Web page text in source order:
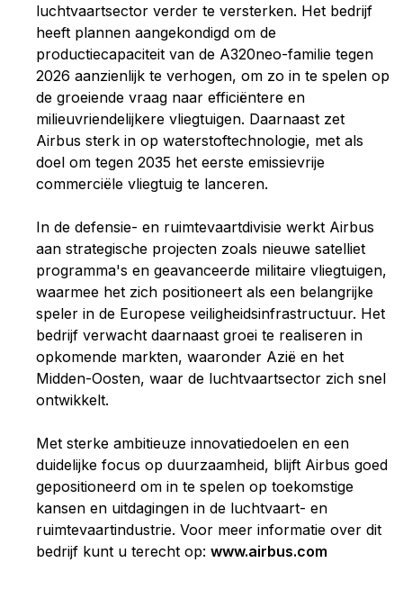
luchtvaartsector verder te versterken. Het bedrijf
heeft plannen aangekondigd om de
productiecapaciteit van de A320neo-familie tegen
2026 aanzienlijk te verhogen, om zo in te spelen op
de groeiende vraag naar efficiëntere en
milieuvriendelijkere vliegtuigen. Daarnaast zet
Airbus sterk in op waterstoftechnologie, met als
doel om tegen 2035 het eerste emissievrije
commerciële vliegtuig te lanceren.
In de defensie- en ruimtevaartdivisie werkt Airbus
aan strategische projecten zoals nieuwe satelliet
programma's en geavanceerde militaire vliegtuigen,
waarmee het zich positioneert als een belangrijke
speler in de Europese veiligheidsinfrastructuur. Het
bedrijf verwacht daarnaast groei te realiseren in
opkomende markten, waaronder Azië en het
Midden-Oosten, waar de luchtvaartsector zich snel
ontwikkelt.
Met sterke ambitieuze innovatiedoelen en een
duidelijke focus op duurzaamheid, blijft Airbus goed
gepositioneerd om in te spelen op toekomstige
kansen en uitdagingen in de luchtvaart- en
ruimtevaartindustrie. Voor meer informatie over dit
bedrijf kunt u terecht op: www.airbus.com